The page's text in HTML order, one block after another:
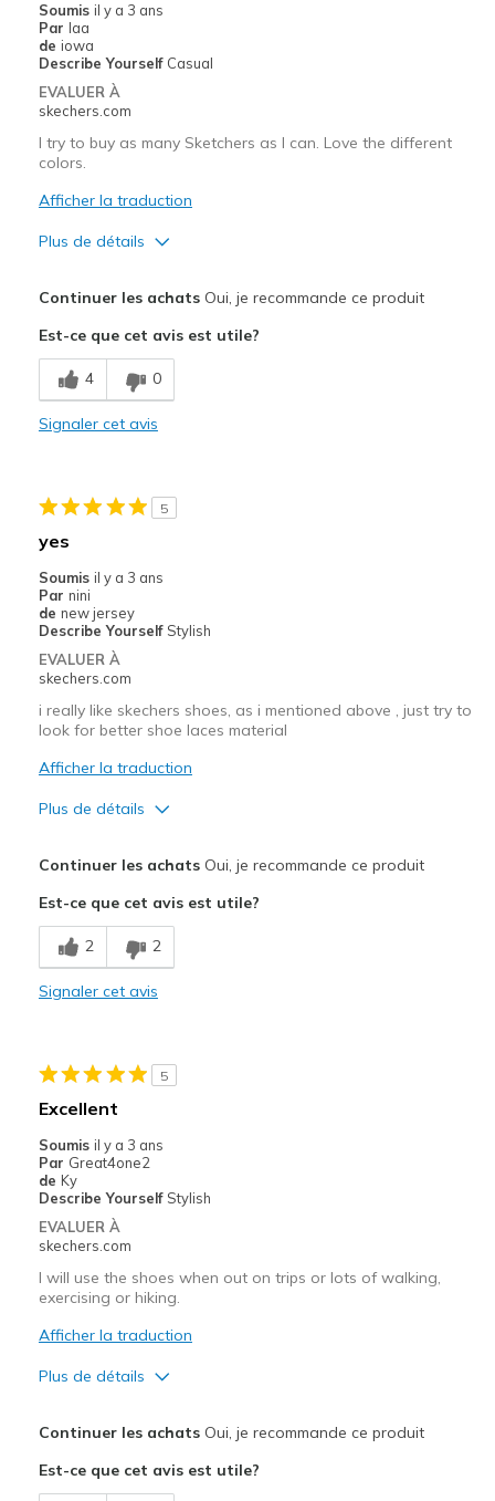
Soumis il y a 3 ans
Par laa
de iowa
Describe Yourself Casual
EVALUER À
skechers.com
I try to buy as many Sketchers as I can. Love the different
colors.
Afficher la traduction
Plus de détails
Breathe Well
Comfortable
Going Out
Special Occasions
Travel
Width
Feels true to width
Sizing
Feels true to size
Continuer les achatsOui, je recommande ce produit
Est-ce que cet avis est utile?
4 0
Signaler cet avis
5
yes
Soumis il y a 3 ans
Par nini
de new jersey
Describe Yourself Stylish
EVALUER À
skechers.com
i really like skechers shoes, as i mentioned above , just try to
look for better shoe laces material
Afficher la traduction
Plus de détails
Breathe Well
Comfortable
Le contre
Les meilleures utilisations
Travel
Width
Feels true to width
Sizing
Feels true to size
Continuer les achatsOui, je recommande ce produit
Est-ce que cet avis est utile?
2 2
Signaler cet avis
5
Excellent
Soumis il y a 3 ans
Par Great4one2
de Ky
Describe Yourself Stylish
EVALUER À
skechers.com
I will use the shoes when out on trips or lots of walking,
exercising or hiking.
Afficher la traduction
Plus de détails
Breathe Well
Continuer les achatsOui, je recommande ce produit
Est-ce que cet avis est utile?